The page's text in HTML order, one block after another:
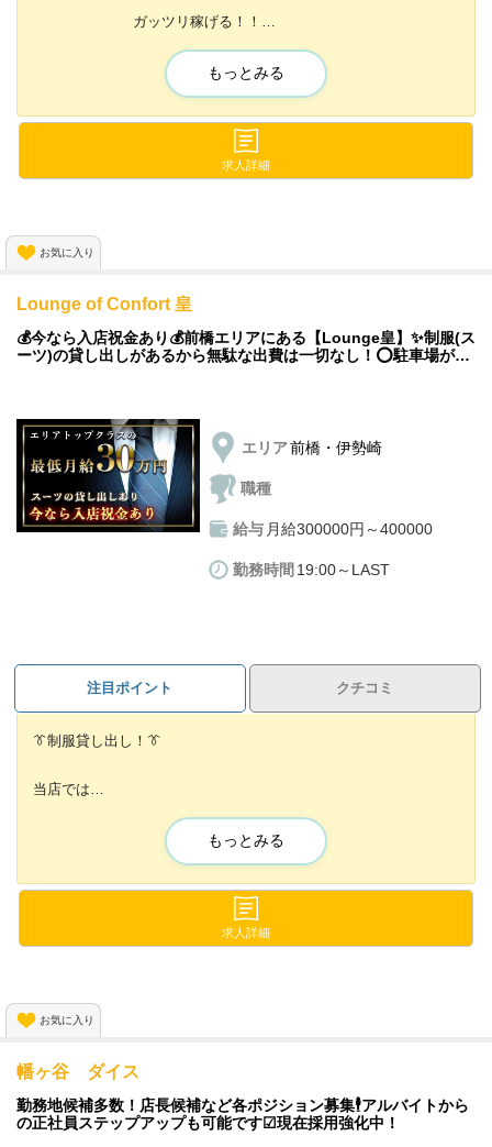
リッチライフが夢じゃありません🌟
ご自宅から当社への交通費は支給。
さらに制服のレンタルもございます！
引かれ物を最小限に抑えて働けるのが
【アレーズ】の魅力のひとつ！
お問い合わせのみでもお待ちしてます！😄
ガッツリ稼げる！！
▼△▼△▼△▼△▼△▼△▼△▼△▼△▼△▼△▼
内装は某有名アミューズメントランドを
＼正社員,週5で入れるアルバイト希望者は特に急募・歓迎いたしま
💎稼ぎやすい環境
働いたその日にお給料がそのまま反映されるのも
嬉しいポイントです🔥
入社1ヶ月目から満足の出来る高収入💎💎
・ホールスタッフは未経験でも、全員高収入スタート🔥
給与50万円×12ヶ月＝年収600万円可能です！
・入店祝い金10万円を入社の方全員にプレゼント✨✨
600万円～1,000万円以上も可能です！！
🚙遠方の方、地方からの上京もOK
・即日入居可能な住まいサポート！
小さなバッグ片手に上京OK♪
先輩が丁寧に教えて下さるので
初めての方でも一人前になれること間違いなし💪🏻💡
もっとみる
求人詳細
お気に入り
Lounge of Confort 皇
💰今なら入店祝金あり💰前橋エリアにある【Lounge皇】✨制服(ス
ーツ)の貸し出しがあるから無駄な出費は一切なし！⭕️駐車場があ
エリア前橋・伊勢崎
職種
給与 月給300000円～400000
勤務時間 19:00～LAST
注目ポイント クチコミ
👔制服貸し出し！👔
当店では
準備をする必要は一切ありません！👌
なので無駄な出費を抑えることが出来ます！🕶
マイカー通勤ができるんです！✨
車で出勤すれば終電を逃してしまう心配もないですよね！
💰 高時給＋高歩合制度💰
もっとみる
求人詳細
お気に入り
幡ヶ谷 ダイス
勤務地候補多数！店長候補など各ポジション募集🕴アルバイトから
の正社員ステップアップも可能です☑現在採用強化中！